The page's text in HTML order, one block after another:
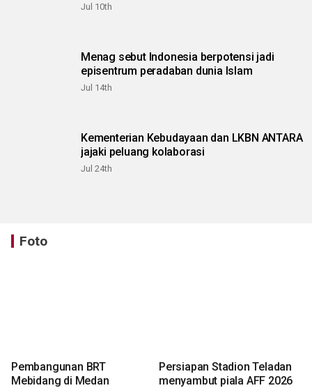
Jul 10th
Menag sebut Indonesia berpotensi jadi
episentrum peradaban dunia Islam
Jul 14th
Kementerian Kebudayaan dan LKBN ANTARA
jajaki peluang kolaborasi
Jul 24th
Foto
Pembangunan BRT
Mebidang di Medan
Persiapan Stadion Teladan
menyambut piala AFF 2026